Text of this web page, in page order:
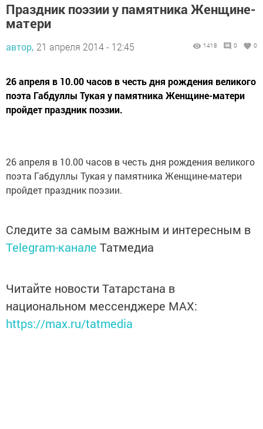
Праздник поэзии у памятника Женщине-
матери
автор, 21 апреля 2014 - 12:45 1418 0 0
26 апреля в 10.00 часов в честь дня рождения великого
поэта Габдуллы Тукая у памятника Женщине-матери
пройдет праздник поэзии.
26 апреля в 10.00 часов в честь дня рождения великого
поэта Габдуллы Тукая у памятника Женщине-матери
пройдет праздник поэзии.
Следите за самым важным и интересным в
Telegram-канале Татмедиа
Читайте новости Татарстана в
национальном мессенджере MАХ:
https://max.ru/tatmedia